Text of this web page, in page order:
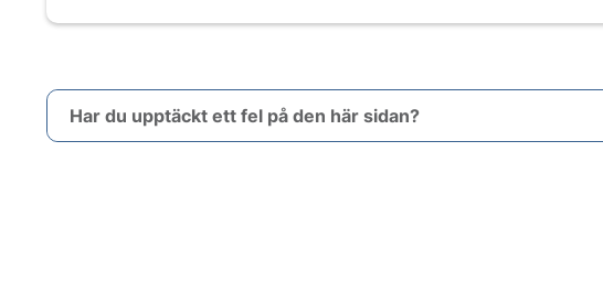
Har du upptäckt ett fel på den här sidan?